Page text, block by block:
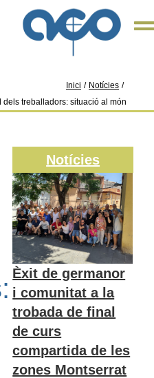
Inici / Notícies /
dels treballadors: situació al món
Notícies
Èxit de germanor
i comunitat a la
trobada de final
de curs
compartida de les
zones Montserrat